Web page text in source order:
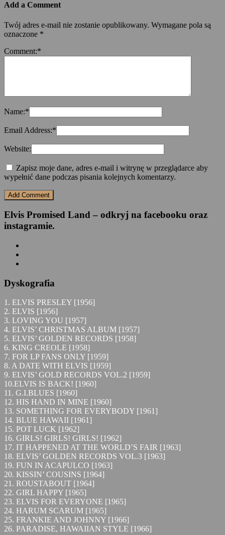
Add a Comment
Twój adres e-mail nie zostanie opublikowany. Wymagane pola są
oznaczone *
Comment:*
Name:*
Email Address:*
Website:
Zapisz moje dane, adres e-mail i witrynę w przeglądarce aby
wypełnić dane podczas pisania kolejnych komentarzy.
Elvis Promised Land – odkryj na facebooku oraz
instagramie.
Dyskografia
1. ELVIS PRESLEY [1956]
2. ELVIS [1956]
3. LOVING YOU [1957]
4. ELVIS’ CHRISTMAS ALBUM [1957]
5. ELVIS’ GOLDEN RECORDS [1958]
6. KING CREOLE [1958]
7. FOR LP FANS ONLY [1959]
8. A DATE WITH ELVIS [1959]
9. ELVIS’ GOLD RECORDS VOL.2 [1959]
10.ELVIS IS BACK! [1960]
11. G.I.BLUES [1960]
12. HIS HAND IN MINE [1960]
13. SOMETHING FOR EVERYBODY [1961]
14. BLUE HAWAII [1961]
15. POT LUCK [1962]
16. GIRLS! GIRLS! GIRLS! [1962]
17. IT HAPPENED AT THE WORLD’S FAIR [1963]
18. ELVIS’ GOLDEN RECORDS VOL.3 [1963]
19. FUN IN ACAPULCO [1963]
20. KISSIN’ COUSINS [1964]
21. ROUSTABOUT [1964]
22. GIRL HAPPY [1965]
23. ELVIS FOR EVERYONE [1965]
24. HARUM SCARUM [1965]
25. FRANKIE AND JOHNNY [1966]
26. PARADISE, HAWAIIAN STYLE [1966]